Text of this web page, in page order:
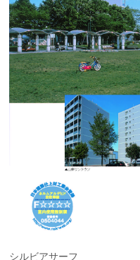
シルビアサーフ